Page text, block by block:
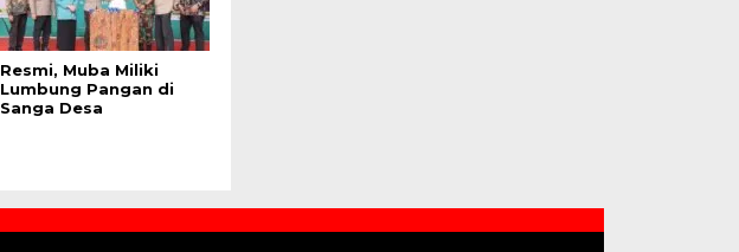
Resmi, Muba Miliki
Lumbung Pangan di
Sanga Desa